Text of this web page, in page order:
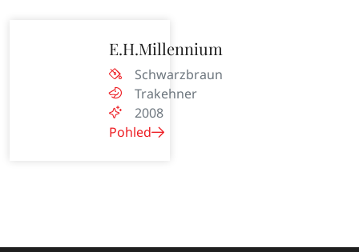
E.H.Millennium
Schwarzbraun
Trakehner
2008
Pohled